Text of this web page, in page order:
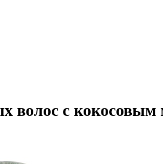
волос с